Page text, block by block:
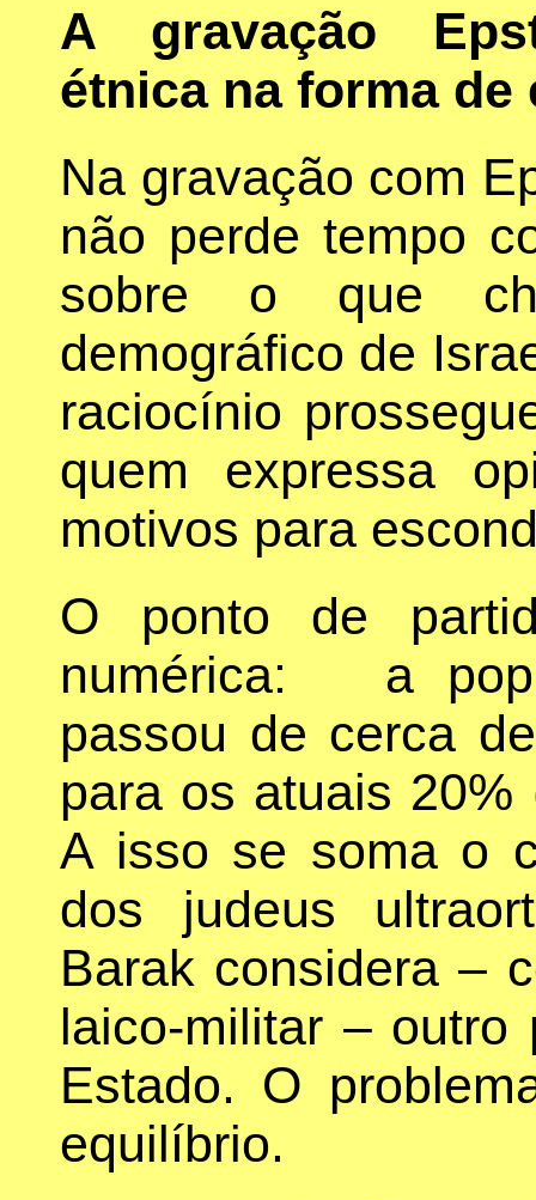
A gravação
étnica na forma de
Na gravação com
não perde tempo
sobre o que
demográfico de
raciocínio
quem expressa
motivos para
O ponto de
numérica: a
passou de cerca
para os atuais
A isso se soma o
dos judeus
Barak considera –
laico-militar – outro
Estado. O
equilíbrio.